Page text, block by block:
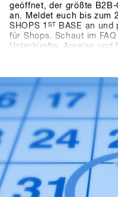
geöffnet, der größte B2B-
an. Meldet euch bis zum
SHOPS 1 ST
BASE an und
für Shops. Schaut im
Unterkünfte, Anreise und